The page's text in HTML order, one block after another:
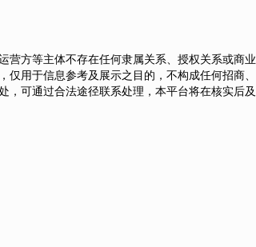
营方等主体不存在任何隶属关系、授权关系或商业
用于信息参考及展示之目的，不构成任何招商、
，可通过合法途径联系处理，本平台将在核实后及